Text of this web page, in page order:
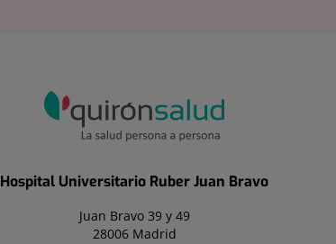
Hospital Universitario Ruber Juan Bravo
Juan Bravo 39 y 49
28006 Madrid